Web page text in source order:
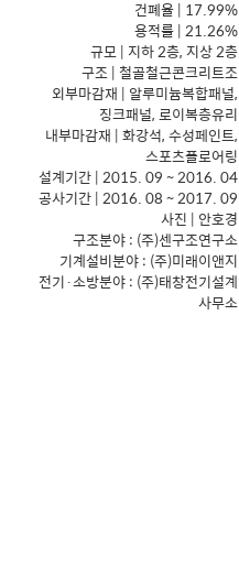
건폐율| 17.99%
용적률| 21.26%
규모| 지하2층, 지상2층
구조|철골철근콘크리트조
외부마감재 | 알루미늄복합패널,
징크패널,로이복층유리
내부마감재 |화강석,수성페인트,
스포츠플로어링
설계기간| 2015. 09 ~ 2016. 04
공사기간| 2016. 08 ~ 2017. 09
사진 | 안호경
구조분야: (주)센구조연구소
기계설비분야: (주)미래이앤지
전기·소방분야: (주)태창전기설계
사무소